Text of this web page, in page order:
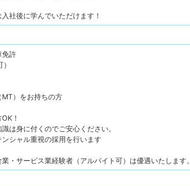
社後に学んでいただけます！
免許
MT）をお持ちの方
！
識は身に付くのでご安心ください。
ンシャル重視の採用を行います
・サービス業経験者（アルバイト可）は優遇いたします。